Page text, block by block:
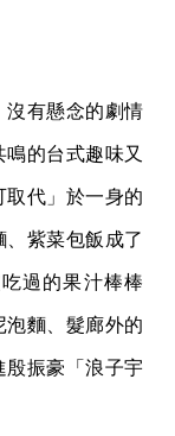
沒有懸念的劇情
的台式趣味又
取代」於一身的
紫菜包飯成了
過的果汁棒棒
泡麵、髮廊外的
振豪「浪子宇